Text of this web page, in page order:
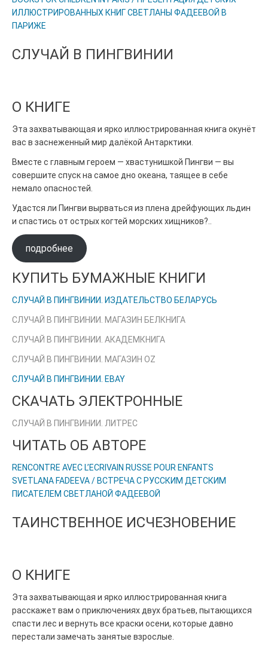
ИЛЛЮСТРИРОВАННЫХ КНИГ СВЕТЛАНЫ ФАДЕЕВОЙ В
ПАРИЖЕ
СЛУЧАЙ В ПИНГВИНИИ
О КНИГЕ
Эта захватывающая и ярко иллюстрированная книга окунёт
вас в заснеженный мир далёкой Антарктики.
Вместе с главным героем — хвастунишкой Пингви — вы
совершите спуск на самое дно океана, таящее в себе
немало опасностей.
Удастся ли Пингви вырваться из плена дрейфующих льдин
и спастись от острых когтей морских хищников?..
подробнее
КУПИТЬ БУМАЖНЫЕ КНИГИ
СЛУЧАЙ В ПИНГВИНИИ. ИЗДАТЕЛЬСТВО БЕЛАРУСЬ
СЛУЧАЙ В ПИНГВИНИИ. МАГАЗИН БЕЛКНИГА
СЛУЧАЙ В ПИНГВИНИИ. АКАДЕМКНИГА
СЛУЧАЙ В ПИНГВИНИИ. МАГАЗИН OZ
СЛУЧАЙ В ПИНГВИНИИ. EBAY
СКАЧАТЬ ЭЛЕКТРОННЫЕ
СЛУЧАЙ В ПИНГВИНИИ. ЛИТРЕС
ЧИТАТЬ ОБ АВТОРЕ
RENCONTRE AVEC L’ECRIVAIN RUSSE POUR ENFANTS
SVETLANA FADEEVA / ВСТРЕЧА С РУССКИМ ДЕТСКИМ
ПИСАТЕЛЕМ СВЕТЛАНОЙ ФАДЕЕВОЙ
ТАИНСТВЕННОЕ ИСЧЕЗНОВЕНИЕ
О КНИГЕ
Эта захватывающая и ярко иллюстрированная книга
расскажет вам о приключениях двух братьев, пытающихся
спасти лес и вернуть все краски осени, которые давно
перестали замечать занятые взрослые.